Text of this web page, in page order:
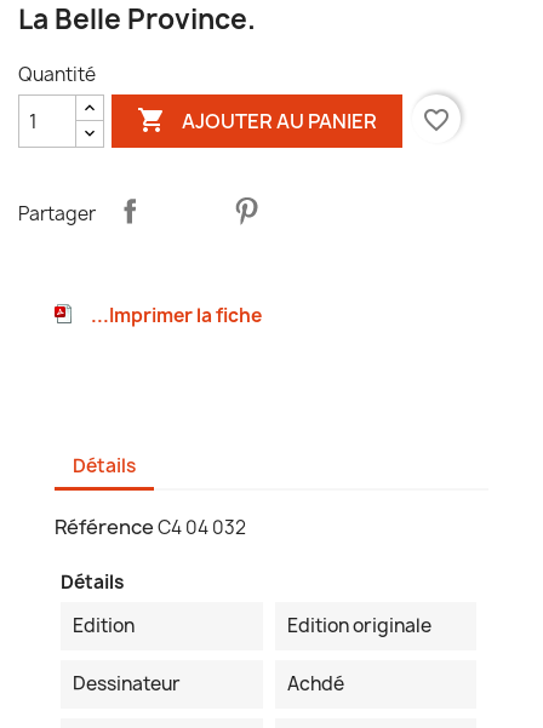
La Belle Province.
Quantité
 AJOUTER AU PANIER favorite_border
Partager
...Imprimer la fiche
Détails
RéférenceC4 04 032
Détails
Edition
Edition originale
Dessinateur Achdé